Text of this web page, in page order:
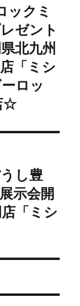
クミ
ゼント
北九州
「ミシ
ロッ
☆
し豊
示会開
「ミシ